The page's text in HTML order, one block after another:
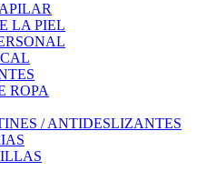
LA PIEL
ROPA
/ ANTIDESLIZANTES